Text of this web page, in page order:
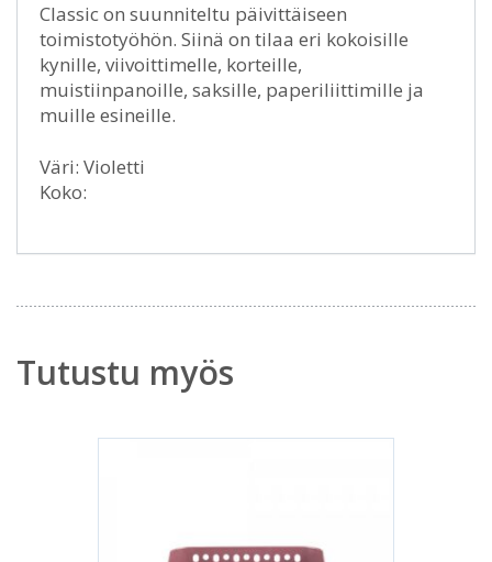
Classic on suunniteltu päivittäiseen
toimistotyöhön. Siinä on tilaa eri kokoisille
kynille, viivoittimelle, korteille,
muistiinpanoille, saksille, paperiliittimille ja
muille esineille.
Väri: Violetti
Koko:
Tutustu myös